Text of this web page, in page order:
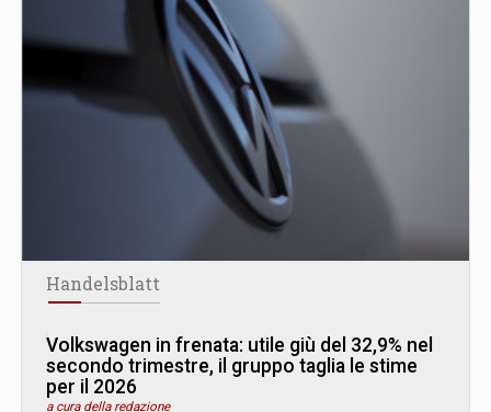
Handelsblatt
Volkswagen in frenata: utile giù del 32,9% nel
secondo trimestre, il gruppo taglia le stime
per il 2026
a cura della redazione